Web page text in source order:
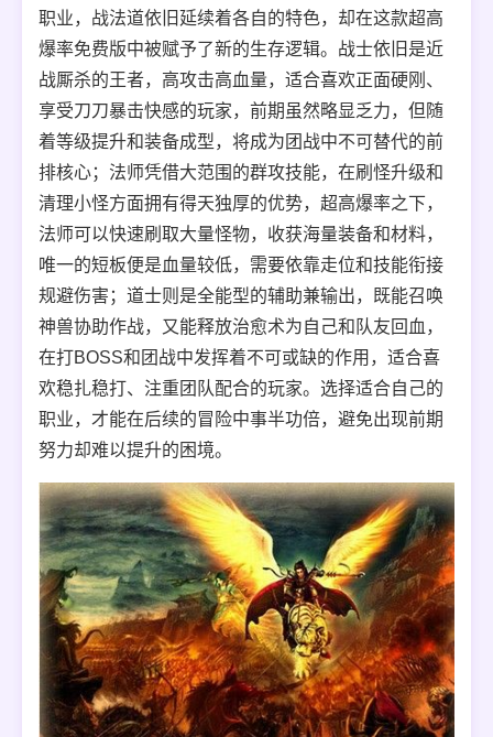
职业，战法道依旧延续着各自的特色，却在这款超高
爆率免费版中被赋予了新的生存逻辑。战士依旧是近
战厮杀的王者，高攻击高血量，适合喜欢正面硬刚、
享受刀刀暴击快感的玩家，前期虽然略显乏力，但随
着等级提升和装备成型，将成为团战中不可替代的前
排核心；法师凭借大范围的群攻技能，在刷怪升级和
清理小怪方面拥有得天独厚的优势，超高爆率之下，
法师可以快速刷取大量怪物，收获海量装备和材料，
唯一的短板便是血量较低，需要依靠走位和技能衔接
规避伤害；道士则是全能型的辅助兼输出，既能召唤
神兽协助作战，又能释放治愈术为自己和队友回血，
在打BOSS和团战中发挥着不可或缺的作用，适合喜
欢稳扎稳打、注重团队配合的玩家。选择适合自己的
职业，才能在后续的冒险中事半功倍，避免出现前期
努力却难以提升的困境。